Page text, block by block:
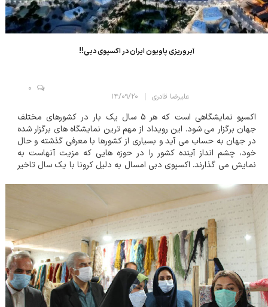
آبروریزی پاویون ایران در اکسپوی دبی!!
علیرضا قادری ۱۴/۰۹/۲۰
0
اکسپو نمایشگاهی است که هر ۵ سال یک بار در کشورهای مختلف
جهان برگزار می شود. این رویداد از مهم ترین نمایشگاه های برگزار شده
در جهان به حساب می آید و بسیاری از کشورها با معرفی گذشته و حال
خود، چشم انداز آینده کشور را در حوزه هایی که مزیت آنهاست به
نمایش می گذارند. اکسپوی دبی امسال به دلیل کرونا با یک سال تاخیر
کنون است. شعا...